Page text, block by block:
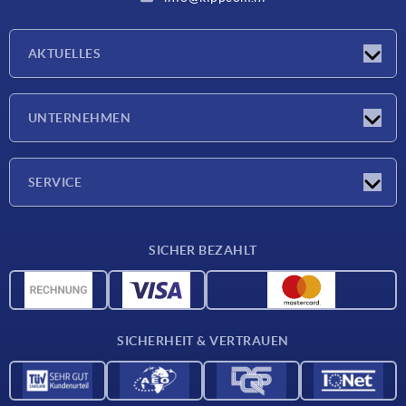
AKTUELLES
UNTERNEHMEN
SERVICE
CAD-Daten
SICHER BEZAHLT
SICHERHEIT & VERTRAUEN